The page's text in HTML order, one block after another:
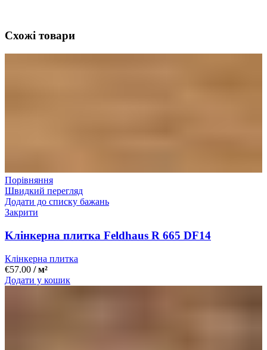
Схожі товари
Порівняння
Швидкий перегляд
Додати до списку бажань
Закрити
Kлінкерна плитка Feldhaus R 665 DF14
Клінкерна плитка
€57.00 / м²
Додати у кошик